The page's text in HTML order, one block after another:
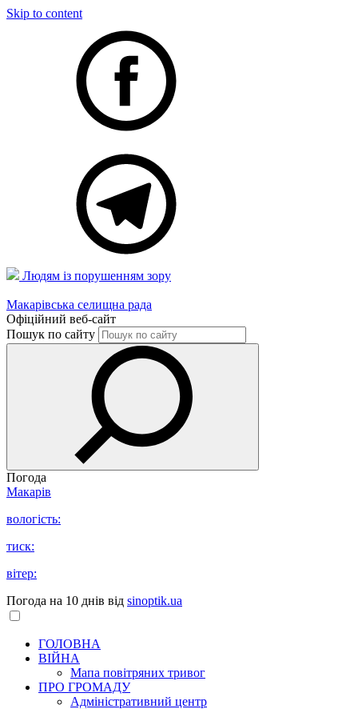
Skip to content
Людям із порушенням зору
Макарівська селищна рада
Офіційний веб-сайт
Пошук по сайту
Погода
Макарів
вологість:
тиск:
вітер:
Погода на 10 днів від sinoptik.ua
ГОЛОВНА
ВІЙНА
Мапа повітряних тривог
ПРО ГРОМАДУ
Aдміністративний центр